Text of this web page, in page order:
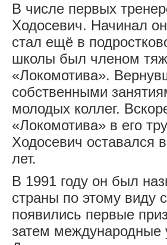
В числе первых
Ходосевич. Начинал
стал ещё в
школы был членом
«Локомотива».
собственными
молодых коллег.
«Локомотива» в его
Ходосевич оставался
лет.
В 1991 году он был
страны по этому виду
появились первые
затем международные